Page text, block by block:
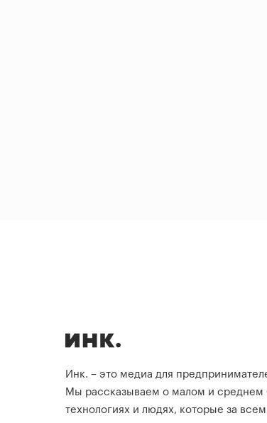
Инк. – это медиа для
Мы рассказываем о малом и среднем
технологиях и людях, которые за